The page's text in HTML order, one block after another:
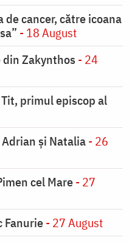
cancer, către icoana
- 18 August
Zakynthos - 24
primul episcop al
și Natalia- 26
cel Mare- 27
Fanurie- 27 August